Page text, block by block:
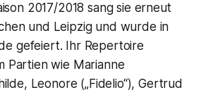
2017/2018 sang sie erneut
und Leipzig und wurde in
gefeiert. Ihr Repertoire
Partien wie Marianne
Leonore („Fidelio“), Gertrud